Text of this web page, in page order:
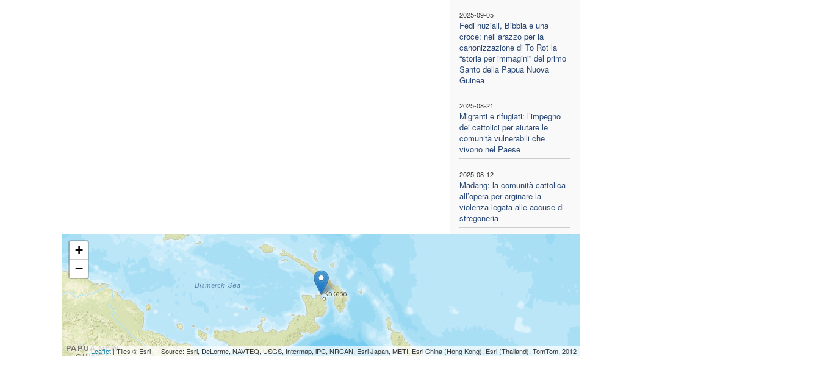
2025-09-05
Fedi nuziali, Bibbia e una
croce: nell’arazzo per la
canonizzazione di To Rot la
“storia per immagini” del primo
Santo della Papua Nuova
Guinea
2025-08-21
Migranti e rifugiati: l’impegno
dei cattolici per aiutare le
comunità vulnerabili che
vivono nel Paese
2025-08-12
Madang: la comunità cattolica
all’opera per arginare la
violenza legata alle accuse di
stregoneria
+
−
Leaflet| Tiles © Esri — Source: Esri, DeLorme, NAVTEQ, USGS, Intermap, iPC, NRCAN, Esri Japan, METI, Esri China (Hong Kong), Esri (Thailand), TomTom, 2012